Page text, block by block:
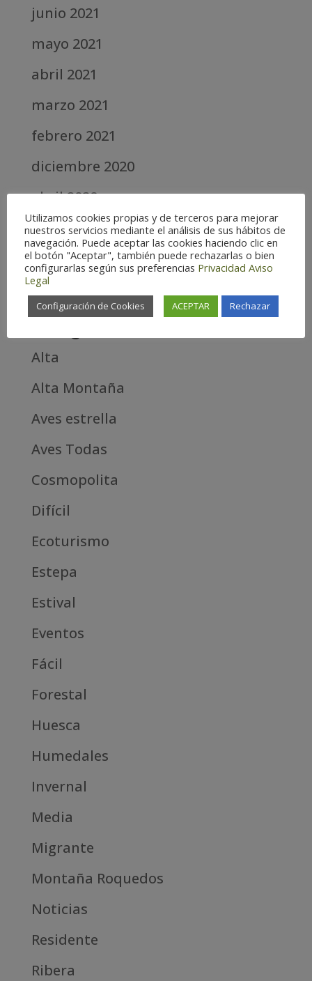
junio 2021
mayo 2021
abril 2021
marzo 2021
febrero 2021
diciembre 2020
abril 2020
marzo 2020
febrero 2019
septiembre 2018
Alta
Alta Montaña
Aves estrella
Aves Todas
Cosmopolita
Difícil
Ecoturismo
Estepa
Estival
Eventos
Fácil
Forestal
Huesca
Humedales
Invernal
Media
Migrante
Montaña Roquedos
Noticias
Residente
Ribera
Utilizamos cookies propias y de terceros para mejorar
nuestros servicios mediante el análisis de sus hábitos de
navegación. Puede aceptar las cookies haciendo clic en
el botón "Aceptar", también puede rechazarlas o bien
configurarlas según sus preferencias Privacidad Aviso
Legal
Configuración de Cookies ACEPTAR Rechazar